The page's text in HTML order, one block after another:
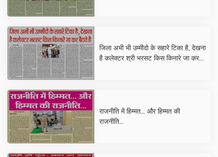
जिला अभी भी उम्मीदो के सहारे टिका है, देखना
है कलेक्टर श्री भरसट किस किनारे जा कर
राजनीति में हिम्मत... और हिम्मत की
राजनीति...